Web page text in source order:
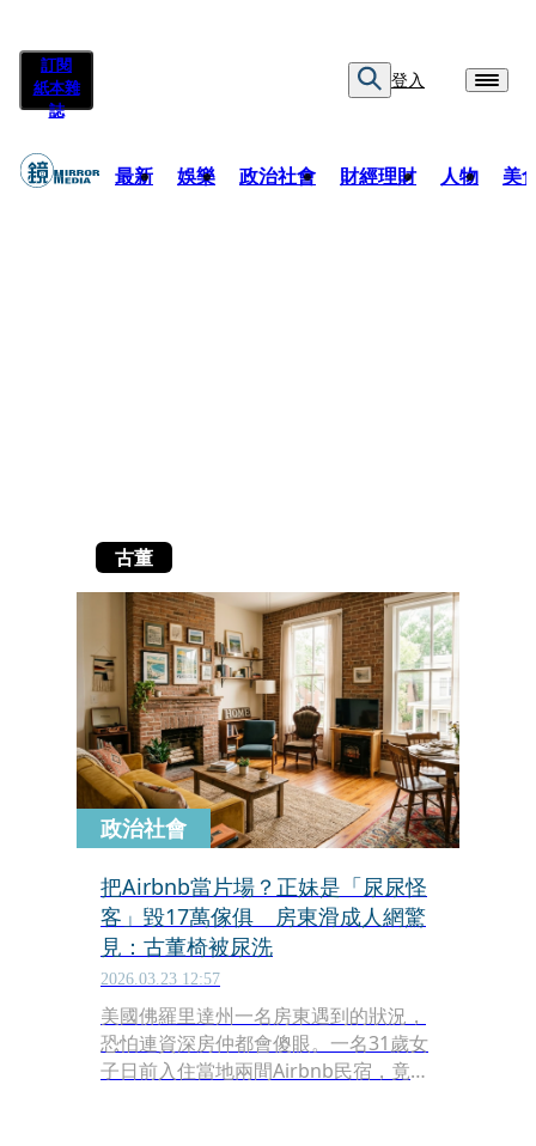
訂閱
紙本雜
誌
登入
最新 娛樂 政治社會 財經理財 人物 美
古董
政治社會
把Airbnb當片場？正妹是「尿尿怪
客」毀17萬傢俱 房東滑成人網驚
見：古董椅被尿洗
2026.03.23 12:57
美國佛羅里達州一名房東遇到的狀況，
恐怕連資深房仲都會傻眼。一名31歲女
子日前入住當地兩間Airbnb民宿，竟將